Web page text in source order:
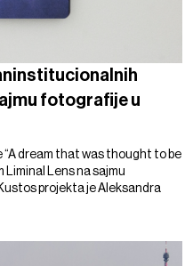
fotografije u
dream that was thought to be
Liminal Lens na sajmu
projekta je Aleksandra